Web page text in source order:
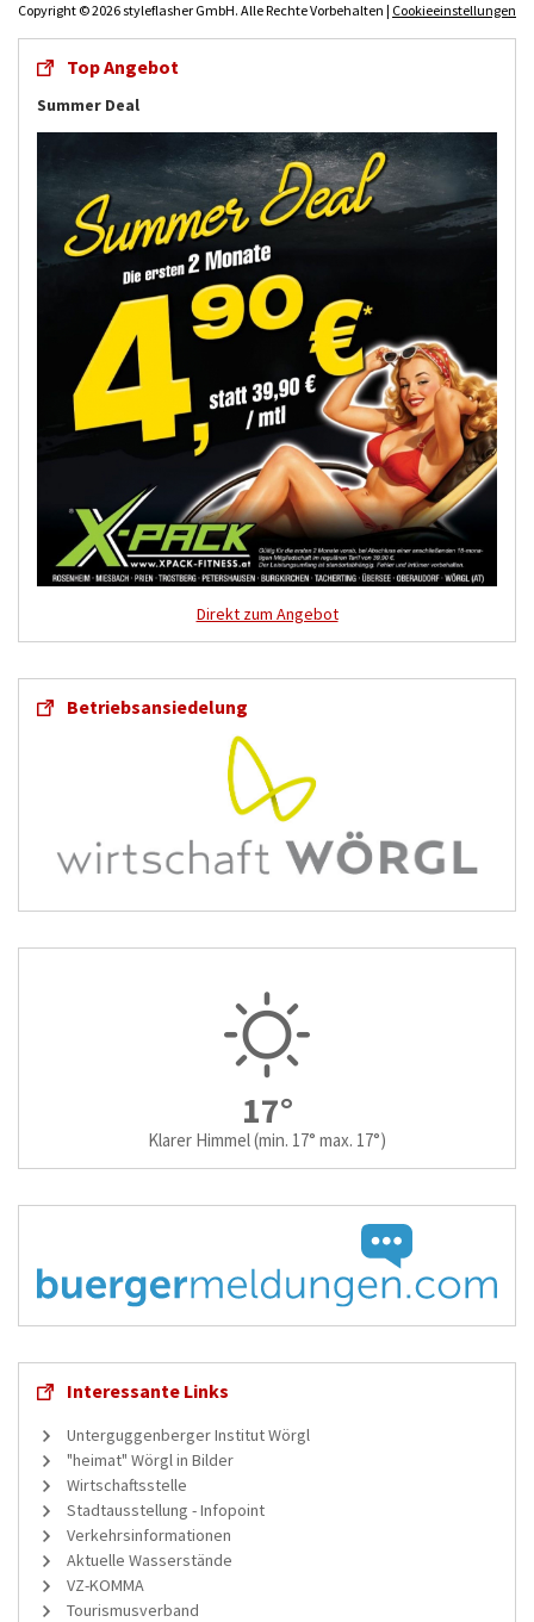
Copyright © 2026 styleflasher GmbH. Alle Rechte Vorbehalten | Cookieeinstellungen
Top Angebot
Summer Deal
Direkt zum Angebot
Betriebsansiedelung
17°
Klarer Himmel(min. 17° max. 17°)
Interessante Links
Unterguggenberger Institut Wörgl
"heimat" Wörgl in Bilder
Wirtschaftsstelle
Stadtausstellung - Infopoint
Verkehrsinformationen
Aktuelle Wasserstände
VZ-KOMMA
Tourismusverband